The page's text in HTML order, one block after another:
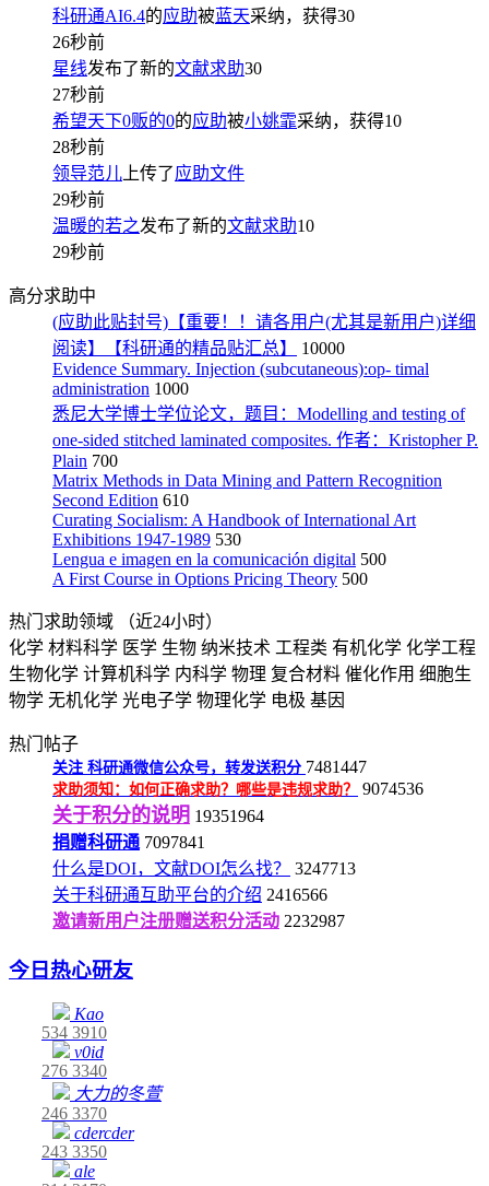
科研通AI6.4的应助被蓝天采纳，获得30
26秒前
星线发布了新的文献求助30
27秒前
希望天下0贩的0的应助被小姚霏采纳，获得10
28秒前
领导范儿 上传了应助文件
29秒前
温暖的若之发布了新的文献求助10
29秒前
高分求助中
(应助此贴封号)【重要！！请各用户(尤其是新用户)详细
阅读】【科研通的精品贴汇总】
10000
Evidence Summary. Injection (subcutaneous):op- timal
administration 1000
悉尼大学博士学位论文，题目：Modelling and testing of
one-sided stitched laminated composites. 作者：Kristopher P.
Plain 700
Matrix Methods in Data Mining and Pattern Recognition
Second Edition 610
Curating Socialism: A Handbook of International Art
Exhibitions 1947-1989 530
Lengua e imagen en la comunicación digital 500
A First Course in Options Pricing Theory 500
热门求助领域
（近24小时）
化学 材料科学 医学 生物 纳米技术 工程类 有机化学 化学工程
生物化学 计算机科学 内科学 物理 复合材料 催化作用 细胞生
物学 无机化学 光电子学 物理化学 电极 基因
热门帖子
关注 科研通微信公众号，转发送积分 7481447
求助须知：如何正确求助？哪些是违规求助？ 9074536
关于积分的说明 19351964
捐赠科研通 7097841
什么是DOI，文献DOI怎么找？
3247713
关于科研通互助平台的介绍 2416566
邀请新用户注册赠送积分活动 2232987
今日热心研友
Kao
534 3910
v0id
276 3340
大力的冬萱
246 3370
cdercder
243 3350
ale